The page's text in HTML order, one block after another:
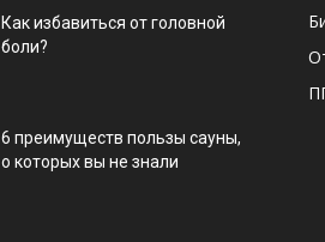
Как избавиться от головной
боли?
6 преимуществ пользы сауны,
о которых вы не знали